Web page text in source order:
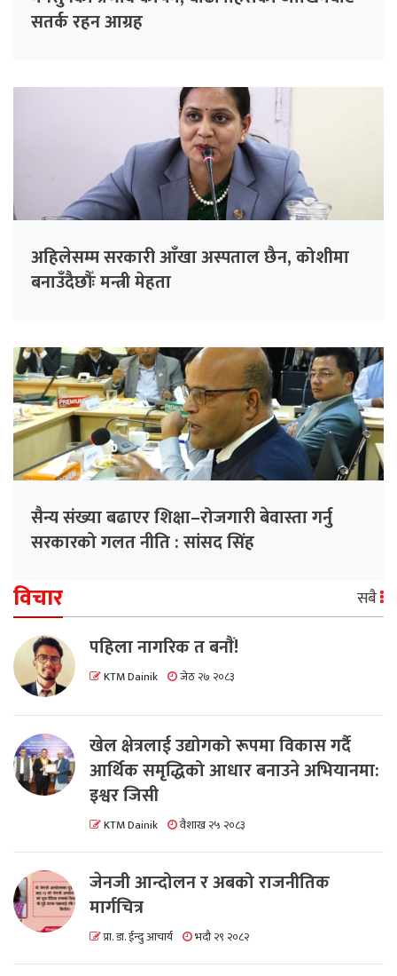
सतर्क रहन आग्रह
अहिलेसम्म सरकारी आँखा अस्पताल छैन, कोशीमा
बनाउँदैछौँः मन्त्री मेहता
सैन्य संख्या बढाएर शिक्षा–रोजगारी बेवास्ता गर्नु
सरकारको गलत नीति : सांसद सिंह
विचार सबै
पहिला नागरिक त बनाैं!
KTM Dainik जेठ २७ २०८३
खेल क्षेत्रलाई उद्योगको रूपमा विकास गर्दै
आर्थिक समृद्धिको आधार बनाउने अभियानमा:
इश्वर जिसी
KTM Dainik वैशाख २५ २०८३
जेनजी आन्दोलन र अबको राजनीतिक
मार्गचित्र
प्रा. डा. ईन्दु आचार्य भदौ २९ २०८२